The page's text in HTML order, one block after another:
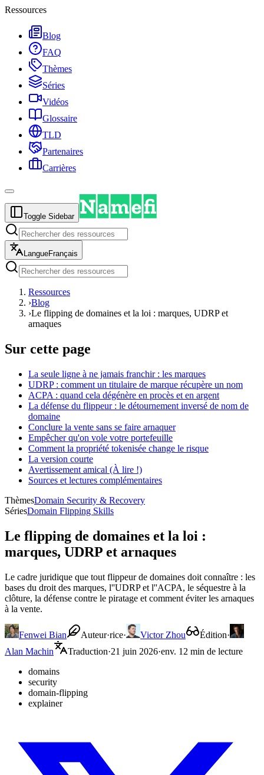
Ressources
Blog
FAQ
Thèmes
Séries
Vidéos
Glossaire
TLD
Partenaires
Carrières
Toggle Sidebar
LangueFrançais
Ressources
›Blog
›Le flipping de domaines et la loi : marques, UDRP et
arnaques
Sur cette page
La seule ligne à ne jamais franchir : les marques
UDRP : comment un titulaire de marque récupère un nom
ACPA : quand cela dégénère en procès et en argent
La défense du flippeur : le détournement inversé de nom de
domaine
Conclure la vente sans se faire arnaquer
Empêcher qu'on vole votre portefeuille
Comment la propriété tokenisée change le risque
La version courte
Avertissement amical (À lire !)
Sources et lectures complémentaires
ThèmesDomain Security & Recovery
SériesDomain Flipping Skills
Le flipping de domaines et la loi :
marques, UDRP et arnaques
Le cadre juridique que tout flippeur de domaines doit connaître : les
bases du droit des marques, l''UDRP et l''ACPA, le séquestre à la
clôture, la défense contre le piratage et comment éviter les arnaques
à la vente.
Fenwei Bian Auteur·rice· Victor Zhou Édition·
Alan Machin
Traduction·21 juin 2026·env. 12 min de lecture
domains
security
domain-flipping
explainer